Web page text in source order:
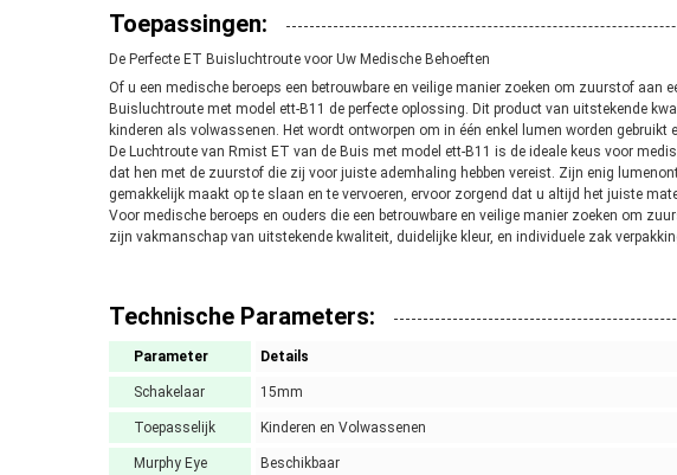
Toepassingen:
De Perfecte ET Buisluchtroute voor Uw Medische Behoeften
Of u een medische beroeps een betrouwbare en veilige manier zoeken om zuurstof aan
Buisluchtroute met model ett-B11 de perfecte oplossing. Dit product van uitstekende
kinderen als volwassenen. Het wordt ontworpen om in één enkel lumen worden
De Luchtroute van Rmist ET van de Buis met model ett-B11 is de ideale keus voor
dat hen met de zuurstof die zij voor juiste ademhaling hebben vereist. Zijn enig
gemakkelijk maakt op te slaan en te vervoeren, ervoor zorgend dat u altijd het juiste
Voor medische beroeps en ouders die een betrouwbare en veilige manier zoeken om
zijn vakmanschap van uitstekende kwaliteit, duidelijke kleur, en individuele zak
Technische Parameters:
Parameter Details
Schakelaar 15mm
Toepasselijk Kinderen en Volwassenen
Murphy Eye Beschikbaar